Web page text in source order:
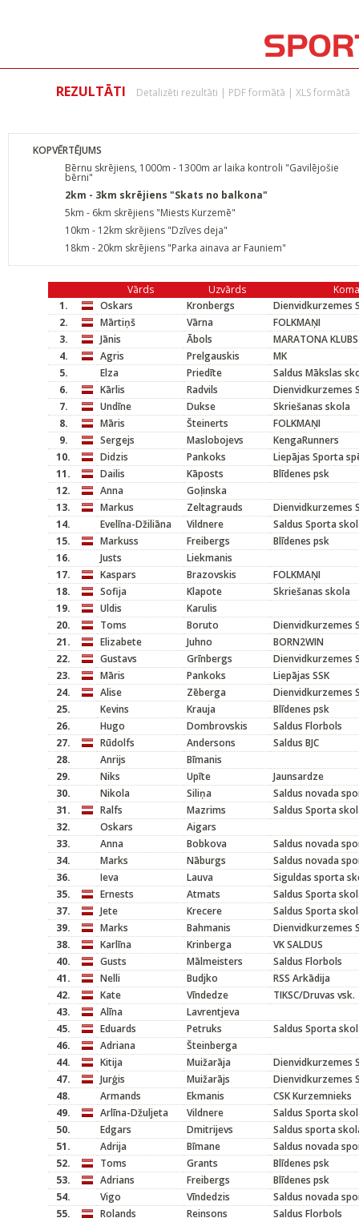
REZULTĀTI Detalizēti rezultāti | PDF formātā | XLS formātā
KOPVĒRTĒJUMS
Bērnu skrējiens, 1000m - 1300m ar laika kontroli "Gavilējošie
bērni"
2km - 3km skrējiens "Skats no balkona"
5km - 6km skrējiens "Miests Kurzemē"
10km - 12km skrējiens "Dzīves deja"
18km - 20km skrējiens "Parka ainava ar Fauniem"
Vārds Uzvārds
1.
Oskars Kronbergs
Dienvidkurzemes
2.
Mārtiņš Vārna
FOLKMAŅI
3.
Jānis Ābols
MARATONA KLUBS
4.
Agris Prelgauskis
MK
5.
Elza Priedīte
Saldus Mākslas
6.
Kārlis Radvils
Dienvidkurzemes
7.
Undīne Dukse
Skriešanas skola
8.
Māris Šteinerts
FOLKMAŅI
9.
Sergejs Maslobojevs
KengaRunners
10.
Didzis Pankoks
Liepājas Sporta
11.
Dailis Kāposts
Blīdenes psk
12.
Anna
Goļinska
13.
Markus Zeltagrauds
Dienvidkurzemes
14.
Evelīna-Džiliāna Vildnere
Saldus Sporta
15.
Markuss Freibergs
Blīdenes psk
16.
Justs
Liekmanis
17.
Kaspars Brazovskis
FOLKMAŅI
18.
Sofija Klapote
Skriešanas skola
19.
Uldis
Karulis
20.
Toms Boruto
Dienvidkurzemes
21.
Elizabete Juhno
BORN2WIN
22.
Gustavs Grīnbergs
Dienvidkurzemes
23.
Māris Pankoks
Liepājas SSK
24.
Alise Zēberga
Dienvidkurzemes
25.
Kevins Krauja
Blīdenes psk
26.
Hugo Dombrovskis
Saldus Florbols
27.
Rūdolfs Andersons
Saldus BJC
28.
Anrijs
Bīmanis
29.
Niks Upīte
Jaunsardze
30.
Nikola Siliņa
Saldus novada
31.
Ralfs Mazrims
Saldus Sporta
32.
Oskars
Aigars
33.
Anna Bobkova
Saldus novada
34.
Marks Nāburgs
Saldus novada
36.
Ieva Lauva
Siguldas sporta
35.
Ernests Atmats
Saldus Sporta
37.
Jete Krecere
Saldus Sporta
39.
Marks Bahmanis
Dienvidkurzemes
38.
Karlīna Krinberga
VK SALDUS
40.
Gusts Mālmeisters
Saldus Florbols
41.
Nelli Budjko
RSS Arkādija
42.
Kate Vīndedze
TIKSC/Druvas vsk.
43.
Alīna
Lavrentjeva
45.
Eduards Petruks
Saldus Sporta
46.
Adriana
Šteinberga
44.
Kitija Muižarāja
Dienvidkurzemes
47.
Jurģis Muižarājs
Dienvidkurzemes
48.
Armands Ekmanis
CSK Kurzemnieks
49.
Arlīna-Džuljeta Vildnere
Saldus Sporta
50.
Edgars Dmitrijevs
Saldus sporta
51.
Adrija Bīmane
Saldus novada
52.
Toms Grants
Blīdenes psk
53.
Adrians Freibergs
Blīdenes psk
54.
Vigo Vīndedzis
Saldus novada
55.
Rolands Reinsons
Saldus Florbols